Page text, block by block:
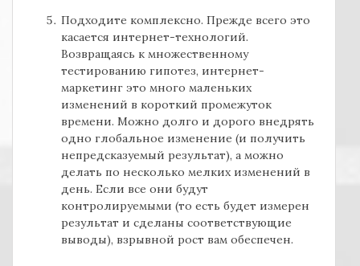
Подходите комплексно. Прежде всего это
касается интернет-технологий.
Возвращаясь к множественному
тестированию гипотез, интернет-
маркетинг это много маленьких
изменений в короткий промежуток
времени. Можно долго и дорого внедрять
одно глобальное изменение (и получить
непредсказуемый результат), а можно
делать по несколько мелких изменений в
день. Если все они будут
контролируемыми (то есть будет измерен
результат и сделаны соответствующие
выводы), взрывной рост вам обеспечен.